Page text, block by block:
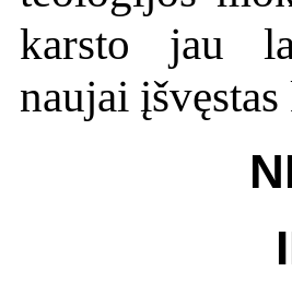
karsto jau
naujai